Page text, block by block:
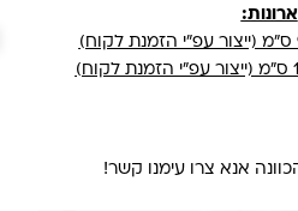
ארונות:
אנא צרו עימנו קשר!